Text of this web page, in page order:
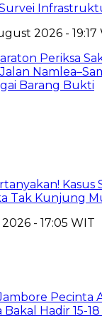
2026 - 19:17
Periksa
Barang Bukti
Kasus
Tak Kunjung
- 17:05 WIT
Pecinta
Hadir 15-